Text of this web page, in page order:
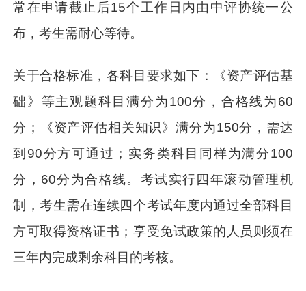
常在申请截止后15个工作日内由中评协统一公
布，考生需耐心等待。
关于合格标准，各科目要求如下：《资产评估基
础》等主观题科目满分为100分，合格线为60
分；《资产评估相关知识》满分为150分，需达
到90分方可通过；实务类科目同样为满分100
分，60分为合格线。考试实行四年滚动管理机
制，考生需在连续四个考试年度内通过全部科目
方可取得资格证书；享受免试政策的人员则须在
三年内完成剩余科目的考核。